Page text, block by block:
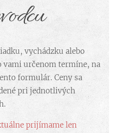
vychádzku alebo
vami určenom termíne, na
formulár. Ceny sa
pri jednotlivých
prijímame len